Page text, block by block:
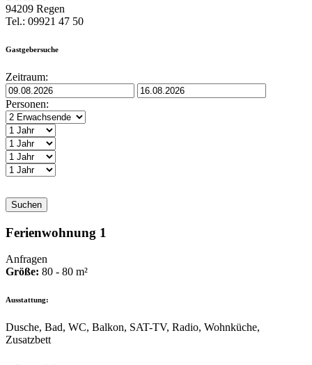
94209 Regen
Tel.: 09921 47 50
Gastgebersuche
Zeitraum:
Personen:
Suchen
Ferienwohnung 1
Anfragen
Größe: 80 - 80 m²
Ausstattung:
Dusche, Bad, WC, Balkon, SAT-TV, Radio, Wohnküche,
Zusatzbett